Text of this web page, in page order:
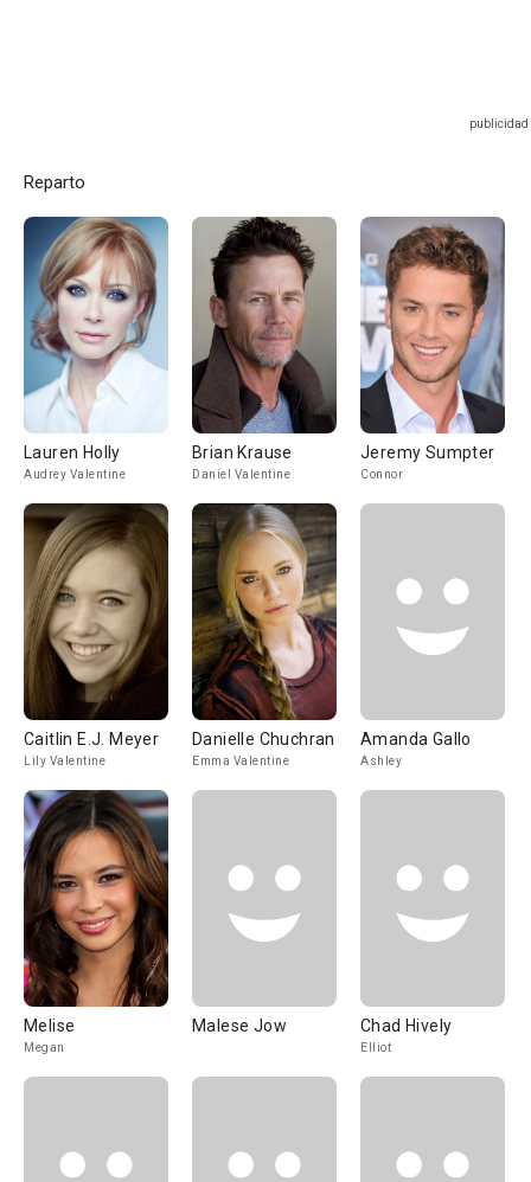
Reparto
Lauren Holly
Audrey Valentine
Brian Krause
Daniel Valentine
Jeremy Sumpter
Connor
Caitlin E.J. Meyer
Lily Valentine
Danielle Chuchran
Emma Valentine
Amanda Gallo
Ashley
Melise
Megan
Malese Jow Chad Hively
Elliot